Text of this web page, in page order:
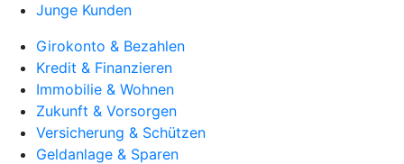
Junge Kunden
Girokonto & Bezahlen
Kredit & Finanzieren
Immobilie & Wohnen
Zukunft & Vorsorgen
Versicherung & Schützen
Geldanlage & Sparen